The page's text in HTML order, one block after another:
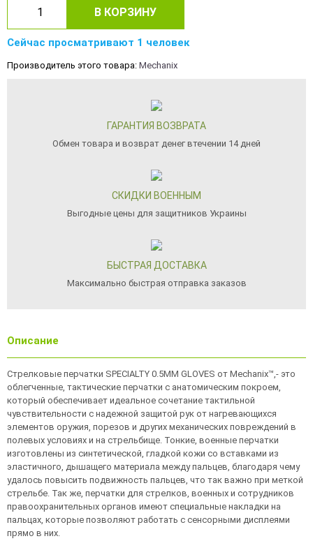
В КОРЗИНУ
Сейчас просматривают 1 человек
Производитель этого товара: Mechanix
ГАРАНТИЯ ВОЗВРАТА
Обмен товара и возврат денег втечении 14 дней
СКИДКИ ВОЕННЫМ
Выгодные цены для защитников Украины
БЫСТРАЯ ДОСТАВКА
Максимально быстрая отправка заказов
Описание
Стрелковые перчатки SPECIALTY 0.5MM GLOVES от Mechanix™,- это
облегченные, тактические перчатки с анатомическим покроем,
который обеспечивает идеальное сочетание тактильной
чувствительности с надежной защитой рук от нагревающихся
элементов оружия, порезов и других механических повреждений в
полевых условиях и на стрельбище. Тонкие, военные перчатки
изготовлены из синтетической, гладкой кожи со вставками из
эластичного, дышащего материала между пальцев, благодаря чему
удалось повысить подвижность пальцев, что так важно при меткой
стрельбе. Так же, перчатки для стрелков, военных и сотрудников
правоохранительных органов имеют специальные накладки на
пальцах, которые позволяют работать с сенсорными дисплеями
прямо в них.